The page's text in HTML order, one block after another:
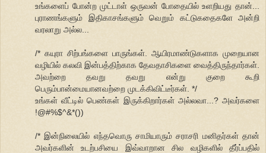
உங்களைப் போன்ற முட்டாள் ஒருவன் போதையில் உளறியது தான்...
புராணங்களும் இதிகாசங்களும் வெறும் கட்டுகதைகளே அன்றி
வரலாறு அல்ல...
/* கயுரா சிற்பங்களை பாருங்கள். ஆயிரமாண்டுகளாக முறையான
வழியில் கலவி இன்பத்திற்காக தேவதாசிகளை வைத்திருந்தார்கள்.
அவற்றை தவறு தவறு என்று குறை கூறி
பெரும்பான்மையானவற்றை முடக்கிவிட்டீர்கள். */
உங்கள் வீட்டில் பெண்கள் இருக்கிறார்கள் அல்லவா...? அவர்களை
!@#%$^&*())
/* இன்நிலையில் எந்தவொரு சாமியாரும் சராசரி மனிதர்கள் தான்
அவர்களின் உடற்பசியை இவ்வாறான சில வழிகளில் தீர்ப்பதில்